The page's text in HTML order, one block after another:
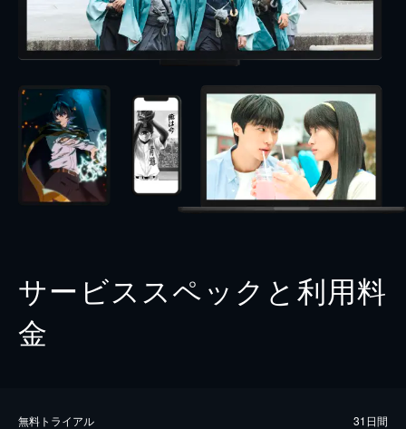
サービススペックと利用料
金
無料トライアル 31日間